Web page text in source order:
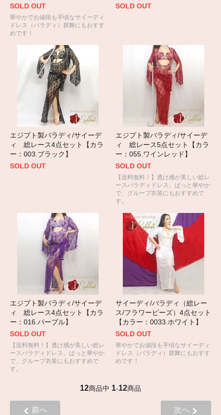
SOLD OUT
華やかでお値段も手頃なサイーディ
ドレス（バラディ）群舞にもおすす
めです！
SOLD OUT
エジプト製バラディ/サイーデ
ィ 総レース4点セット【カラ
ー：003.ブラック】
SOLD OUT
エジプト製バラディ/サイーデ
ィ 総レース5点セット【カラ
ー：055.ワインレッド】
SOLD OUT
【送料無料！】透け感が美しい総レ
ースバラディドレス。ぱっと華やか
で、グループ衣装にもおすすめで
す。
エジプト製バラディ/サイーデ
ィ 総レース4点セット【カラ
ー：016.パープル】
SOLD OUT
【送料無料！】透け感が美しい総レ
ースバラディドレス。ぱっと華やか
で、グループ衣装にもおすすめで
す。
サイーディ/バラディ（総レー
ス/フラワービーズ）4点セット
【カラー：0033.ホワイト】
SOLD OUT
華やかでお値段も手頃なサイーディ
ドレス（バラディ）群舞にもおすす
めです！
12商品中 1-12商品
前へ 次へ